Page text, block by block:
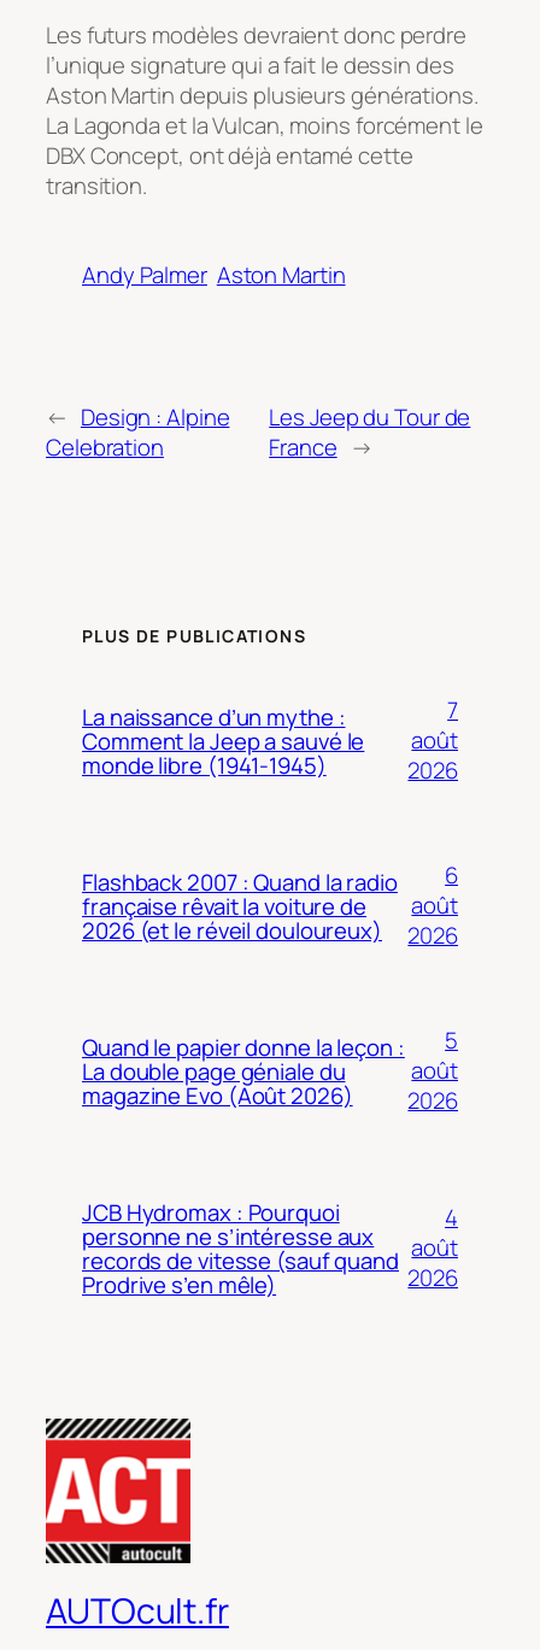
Les futurs modèles devraient donc perdre
l’unique signature qui a fait le dessin des
Aston Martin depuis plusieurs générations.
La Lagonda et la Vulcan, moins forcément le
DBX Concept, ont déjà entamé cette
transition.
Andy Palmer Aston Martin
← Design : Alpine
Celebration
Les Jeep du Tour de
France →
PLUS DE PUBLICATIONS
La naissance d’un mythe :
Comment la Jeep a sauvé le
monde libre (1941-1945)
7
août
2026
Flashback 2007 : Quand la radio
française rêvait la voiture de
2026 (et le réveil douloureux)
6
août
2026
Quand le papier donne la leçon :
La double page géniale du
magazine Evo (Août 2026)
5
août
2026
JCB Hydromax : Pourquoi
personne ne s’intéresse aux
records de vitesse (sauf quand
Prodrive s’en mêle)
4
août
2026
AUTOcult.fr